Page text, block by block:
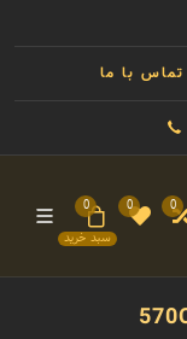
تماس با ما
تلگرام
0
0
سبد خرید
0